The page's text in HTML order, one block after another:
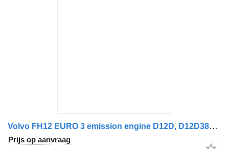
Volvo FH12 EURO 3 emission engine D12D, D12D380, D12D420, D12D460, D12 VOLVO motor voor Volvo FH12 trekker
Prijs op aanvraag